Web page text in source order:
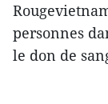
personnes
le don de